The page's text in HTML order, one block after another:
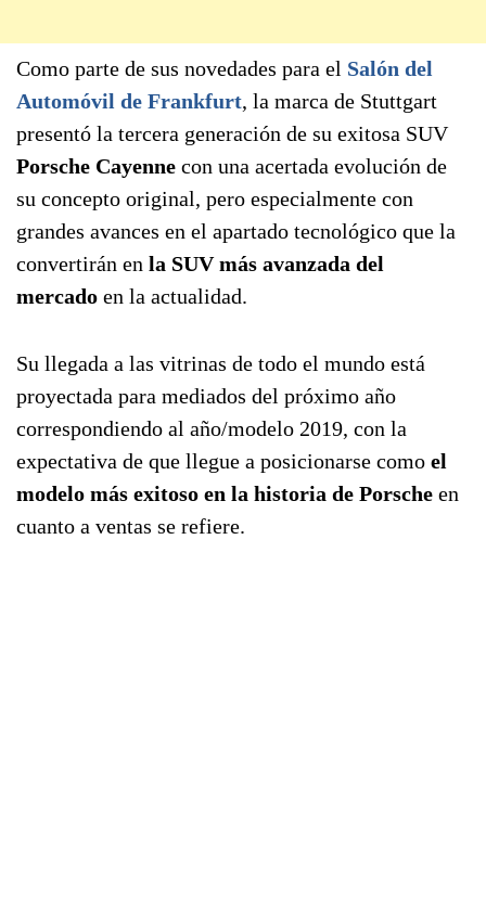
Como parte de sus novedades para el Salón del
Automóvil de Frankfurt, la marca de Stuttgart
presentó la tercera generación de su exitosa SUV
Porsche Cayenne con una acertada evolución de
su concepto original, pero especialmente con
grandes avances en el apartado tecnológico que la
convertirán en la SUV más avanzada del
mercado en la actualidad.
Su llegada a las vitrinas de todo el mundo está
proyectada para mediados del próximo año
correspondiendo al año/modelo 2019, con la
expectativa de que llegue a posicionarse como el
modelo más exitoso en la historia de Porsche en
cuanto a ventas se refiere.